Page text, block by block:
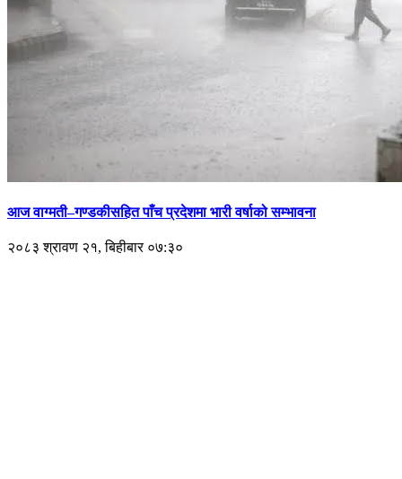
आज वाग्मती–गण्डकीसहित पाँच प्रदेशमा भारी वर्षाको सम्भावना
२०८३ श्रावण २१, बिहीबार ०७:३०